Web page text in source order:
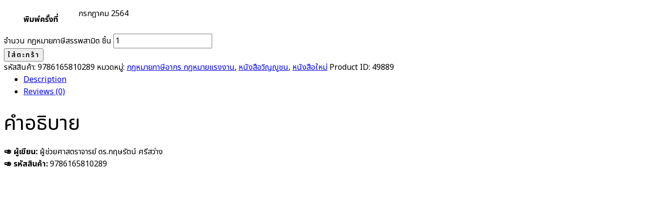
พิมพ์ครั้งที่ กรกฎาคม 2564
จำนวน กฎหมายภาษีสรรพสามิต ชิ้น
ใส่ตะกร้า
รหัสสินค้า: 9786165810289 หมวดหมู่: กฎหมายภาษีอากร กฎหมายแรงงาน, หนังสือวิญญูชน, หนังสือใหม่ Product ID: 49889
Description
Reviews (0)
คำอธิบาย
🥑 ผู้เขียน: ผู้ช่วยศาสตราจารย์ ดร.กฤษรัตน์ ศรีสว่าง
🥑 รหัสสินค้า:9786165810289